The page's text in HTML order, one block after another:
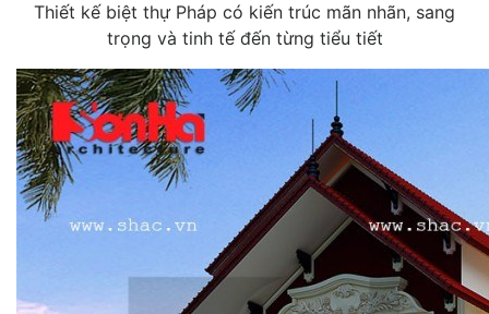
Thiết kế biệt thự Pháp có kiến trúc mãn nhãn, sang
trọng và tinh tế đến từng tiểu tiết